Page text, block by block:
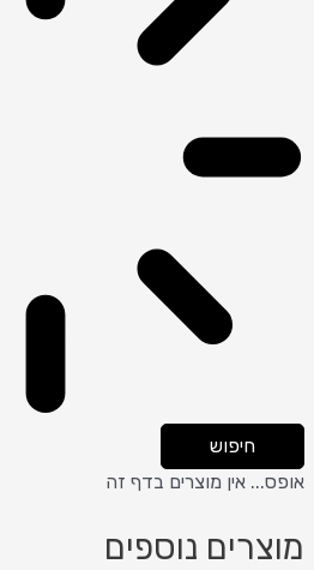
חיפוש
אופס... אין מוצרים בדף זה
מוצרים נוספים